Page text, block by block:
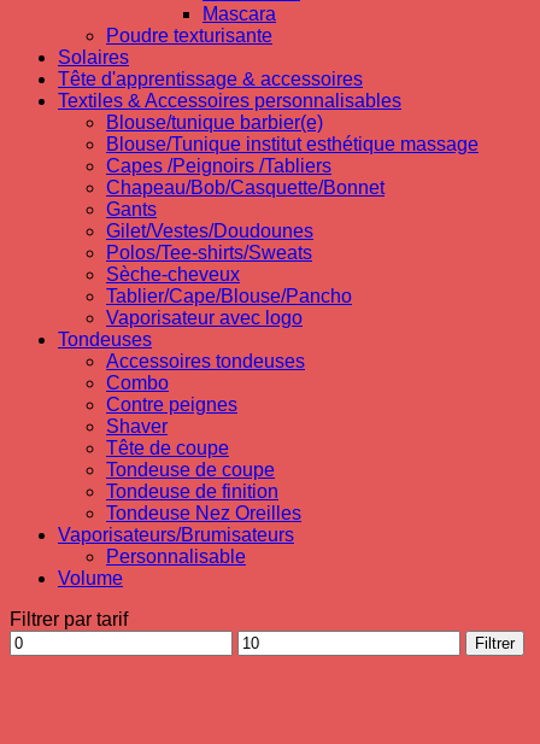
Mascara
Poudre texturisante
Solaires
Tête d'apprentissage & accessoires
Textiles & Accessoires personnalisables
Blouse/tunique barbier(e)
Blouse/Tunique institut esthétique massage
Capes /Peignoirs /Tabliers
Chapeau/Bob/Casquette/Bonnet
Gants
Gilet/Vestes/Doudounes
Polos/Tee-shirts/Sweats
Sèche-cheveux
Tablier/Cape/Blouse/Pancho
Vaporisateur avec logo
Tondeuses
Accessoires tondeuses
Combo
Contre peignes
Shaver
Tête de coupe
Tondeuse de coupe
Tondeuse de finition
Tondeuse Nez Oreilles
Vaporisateurs/Brumisateurs
Personnalisable
Volume
Filtrer par tarif
Prix
min
Prix
max
Filtrer